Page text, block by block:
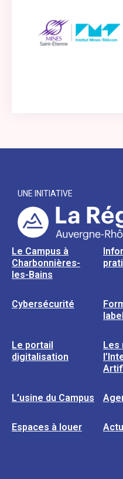
UNE INITIATIVE
Le Campus à
Charbonnières-
les-Bains
Cybersécurité
Le portail
digitalisation
Les
L’usine du Campus
Espaces à louer